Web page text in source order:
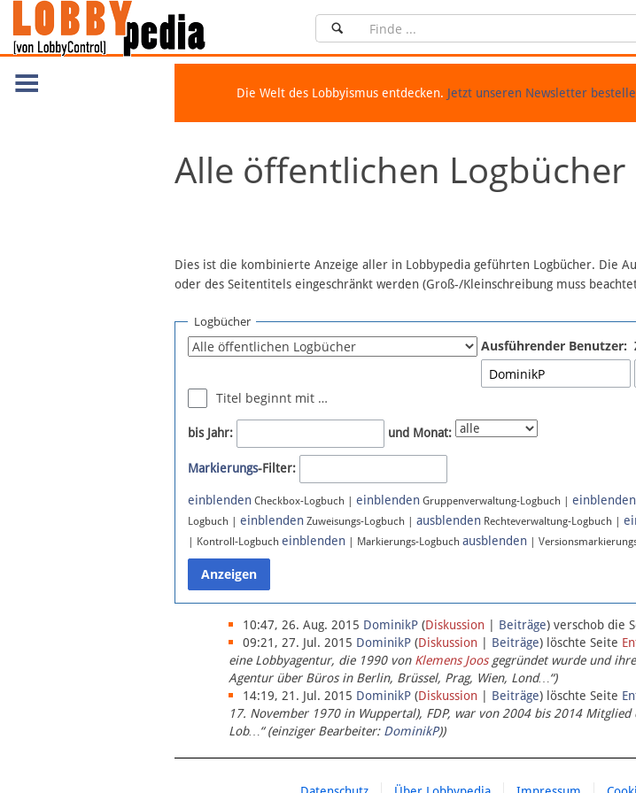
Die Welt des Lobbyismus entdecken. Jetzt unseren Newsletter
Alle öffentlichen Logbücher
Dies ist die kombinierte Anzeige aller in Lobbypedia geführten Logbücher. Die
oder des Seitentitels eingeschränkt werden (Groß-/Kleinschreibung muss
Logbücher
Ausführender Benutzer:
Titel beginnt mit …
bis Jahr: und Monat:
Markierungs-Filter:
einblenden Checkbox-Logbuch | einblenden Gruppenverwaltung-Logbuch | einblenden
Logbuch | einblenden Zuweisungs-Logbuch | ausblenden Rechteverwaltung-Logbuch |
| Kontroll-Logbuch einblenden | Markierungs-Logbuch ausblenden |
10:47, 26. Aug. 2015 DominikP (Diskussion | Beiträge) verschob die
09:21, 27. Jul. 2015 DominikP (Diskussion | Beiträge) löschte Seite
eine Lobbyagentur, die 1990 von Klemens Joosgegründet wurde und
Agentur über Büros in Berlin, Brüssel, Prag, Wien, Lond…“)
14:19, 21. Jul. 2015 DominikP (Diskussion | Beiträge) löschte Seite
17. November 1970 in Wuppertal), FDP, war von 2004 bis 2014
Lob…“ (einziger Bearbeiter: DominikP))